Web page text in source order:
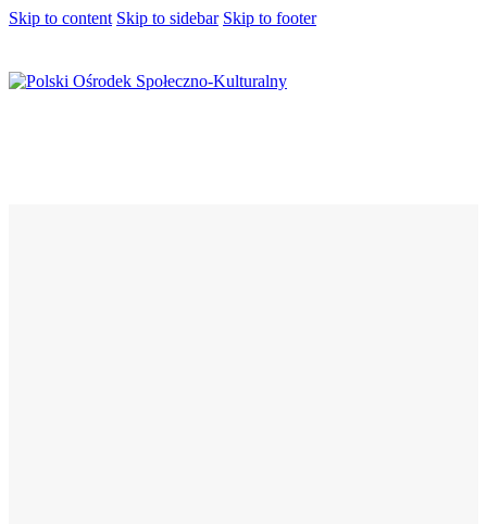
Skip to content Skip to sidebar Skip to footer